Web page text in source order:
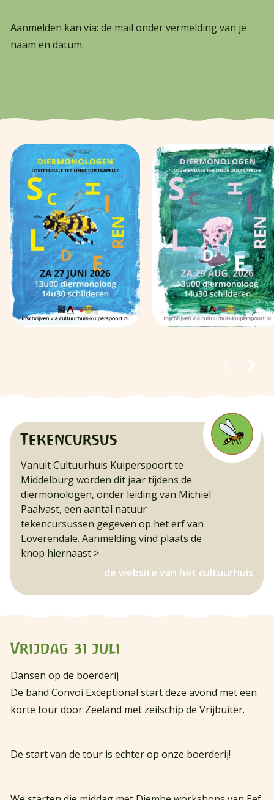
Aanmelden kan via:de mail onder vermelding van je
naam en datum.
Tekencursus
Vanuit Cultuurhuis Kuiperspoort te
Middelburg worden dit jaar tijdens de
diermonologen, onder leiding van Michiel
Paalvast, een aantal natuur
tekencursussen gegeven op het erf van
Loverendale. Aanmelding vind plaats de
knop hiernaast >
de website van het cultuurhuis
Vrijdag 31 juli
Dansen op de boerderij
De band Convoi Exceptional start deze avond met een
korte tour door Zeeland met zeilschip de Vrijbuiter.
De start van de tour is echter op onze boerderij!